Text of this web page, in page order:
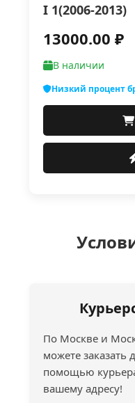
I 1(2006-2013)
13000.00 ₽
В наличии
Низкий процент
По Москве и
можете заказать
помощью
вашему адресу!